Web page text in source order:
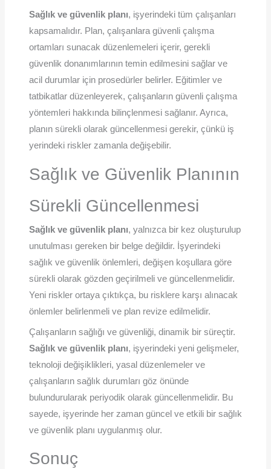
Sağlık ve güvenlik planı, işyerindeki tüm çalışanları
kapsamalıdır. Plan, çalışanlara güvenli çalışma
ortamları sunacak düzenlemeleri içerir, gerekli
güvenlik donanımlarının temin edilmesini sağlar ve
acil durumlar için prosedürler belirler. Eğitimler ve
tatbikatlar düzenleyerek, çalışanların güvenli çalışma
yöntemleri hakkında bilinçlenmesi sağlanır. Ayrıca,
planın sürekli olarak güncellenmesi gerekir, çünkü iş
yerindeki riskler zamanla değişebilir.
Sağlık ve Güvenlik Planının
Sürekli Güncellenmesi
Sağlık ve güvenlik planı, yalnızca bir kez oluşturulup
unutulması gereken bir belge değildir. İşyerindeki
sağlık ve güvenlik önlemleri, değişen koşullara göre
sürekli olarak gözden geçirilmeli ve güncellenmelidir.
Yeni riskler ortaya çıktıkça, bu risklere karşı alınacak
önlemler belirlenmeli ve plan revize edilmelidir.
Çalışanların sağlığı ve güvenliği, dinamik bir süreçtir.
Sağlık ve güvenlik planı, işyerindeki yeni gelişmeler,
teknoloji değişiklikleri, yasal düzenlemeler ve
çalışanların sağlık durumları göz önünde
bulundurularak periyodik olarak güncellenmelidir. Bu
sayede, işyerinde her zaman güncel ve etkili bir sağlık
ve güvenlik planı uygulanmış olur.
Sonuç